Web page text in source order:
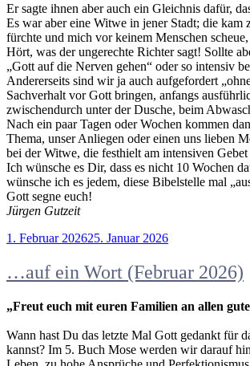
Er sagte ihnen aber auch ein Gleichnis dafür,
Es war aber eine Witwe in jener Stadt; die
fürchte und mich vor keinem Menschen
Hört, was der ungerechte Richter sagt! Sollte
„Gott auf die Nerven gehen“ oder so intensiv
Andererseits sind wir ja auch aufgefordert
Sachverhalt vor Gott bringen, anfangs
zwischendurch unter der Dusche, beim
Nach ein paar Tagen oder Wochen kommen
Thema, unser Anliegen oder einen uns lieben
bei der Witwe, die festhielt am intensiven
Ich wünsche es Dir, dass es nicht 10 Wochen
wünsche ich es jedem, diese Bibelstelle mal
Gott segne euch!
Jürgen Gutzeit
Veröffentlicht
1. Februar 202625. Januar 2026
…auf ein Wort (Februar 2026)
„Freut euch mit euren Familien an allen
Wann hast Du das letzte Mal Gott gedankt für
kannst? Im 5. Buch Mose werden wir darauf